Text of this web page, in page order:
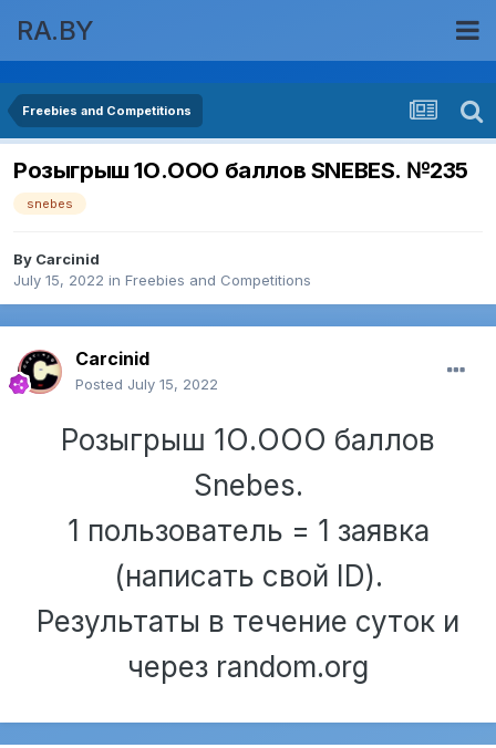
RA.BY
Freebies and Competitions
Розыгрыш 1О.ООО баллов SNEBES. №235
snebes
By Carcinid
July 15, 2022 in Freebies and Competitions
Carcinid
Posted July 15, 2022
Розыгрыш 1О.ООО баллов
Snebes.
1 пользователь = 1 заявка
(написать свой ID).
Результаты в течение суток и
через random.org